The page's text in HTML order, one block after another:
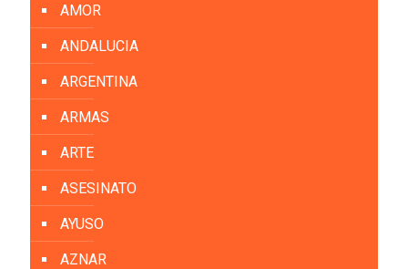
AMOR
ANDALUCIA
ARGENTINA
ARMAS
ARTE
ASESINATO
AYUSO
AZNAR